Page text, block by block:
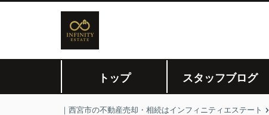
トップ スタッフブログ
｜西宮市の不動産売却・相続はインフィニティエステート